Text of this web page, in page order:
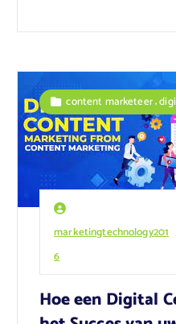
marketingtechnology201
6
content marketeer,
Hoe een Digital